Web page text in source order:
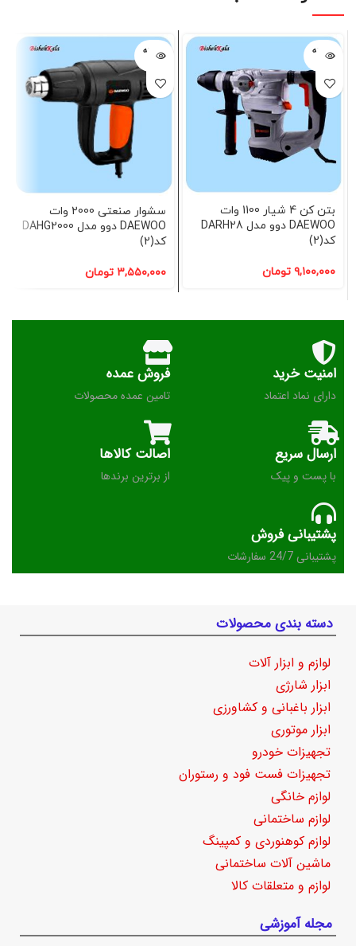
فروخته
شده
بتن کن 4 شیار 1100 وات
DAEWOO دوو مدل DARH28
کد(2)
۹,۱۰۰,۰۰۰ تومان
فروخته
شده
سشوار صنعتی 2000 وات
DAEWOO دوو مدل DAHG2000
کد(2)
۳,۵۵۰,۰۰۰ تومان
امنیت خرید
دارای نماد اعتماد
فروش عمده
تامین عمده محصولات
ارسال سریع
با پست و پیک
اصالت کالاها
از برترین برندها
پشتیبانی فروش
پشتیبانی 24/7 سفارشات
دسته بندی محصولات
لوازم و ابزار آلات
ابزار شارژی
ابزار باغبانی و کشاورزی
ابزار موتوری
تجهیزات خودرو
تجهیزات فست فود و رستوران
لوازم خانگی
لوازم ساختمانی
لوازم کوهنوردی و کمپینگ
ماشین آلات ساختمانی
لوازم و متعلقات کالا
مجله آموزشی